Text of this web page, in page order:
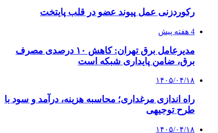
رکوردزنی عمل پیوند عضو در قلب پایتخت
4 هفته پیش
مدیرعامل برق تهران: کاهش ۱۰ درصدی مصرف
برق، ضامن پایداری شبکه است
۱۴۰۵/۰۴/۱۸
راه اندازی مرغداری؛ محاسبه هزینه، درآمد و سود با
طرح توجیهی
۱۴۰۵/۰۴/۱۸